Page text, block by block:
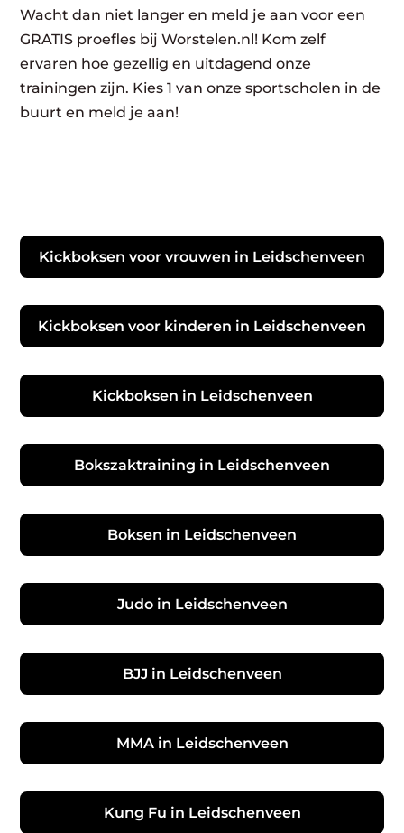
Wacht dan niet langer en meld je aan voor een
GRATIS proefles bij Worstelen.nl! Kom zelf
ervaren hoe gezellig en uitdagend onze
trainingen zijn. Kies 1 van onze sportscholen in de
buurt en meld je aan!
Kickboksen voor vrouwen in Leidschenveen
Kickboksen voor kinderen in Leidschenveen
Kickboksen in Leidschenveen
Bokszaktraining in Leidschenveen
Boksen in Leidschenveen
Judo in Leidschenveen
BJJ in Leidschenveen
MMA in Leidschenveen
Kung Fu in Leidschenveen